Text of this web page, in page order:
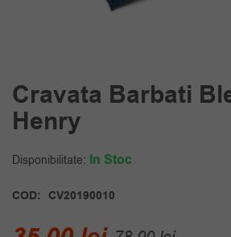
Cravata Barbati
Henry
Disponibilitate: In Stoc
COD: CV20190010
Prețul
Prețul